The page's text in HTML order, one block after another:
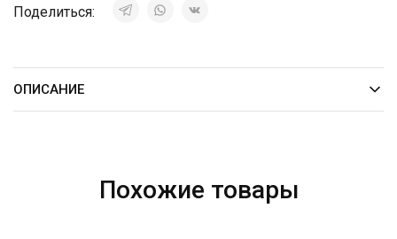
Поделиться:
ОПИСАНИЕ
Похожие товары